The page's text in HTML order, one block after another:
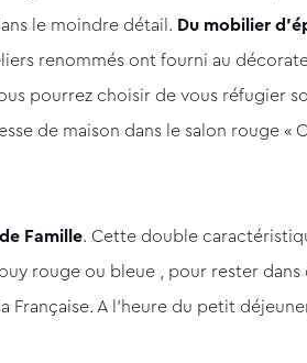
le moindre détail. Du mobilier
renommés ont fourni au
pourrez choisir de vous réfugier
de maison dans le salon rouge
Famille. Cette double
rouge ou bleue , pour rester dans
Française. A l’heure du petit